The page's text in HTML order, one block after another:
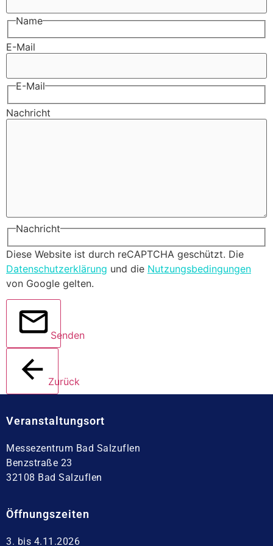
Name
E-Mail
E-Mail
Nachricht
Nachricht
Diese Website ist durch reCAPTCHA geschützt. Die
Datenschutzerklärung und die Nutzungsbedingungen
von Google gelten.
Senden
Zurück
Veranstaltungsort
Messezentrum Bad Salzuflen
Benzstraße 23
32108 Bad Salzuflen
Öffnungszeiten
3. bis 4.11.2026